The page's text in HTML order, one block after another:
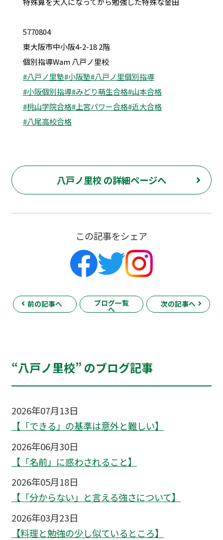
5770804
東大阪市中小阪4-2-18 2階
個別指導Wam 八戸ノ里校
#八戸ノ里塾#小阪塾#八戸ノ里個別指導
#小阪個別指導#みどり萌生合格#山本合格
#桃山学院合格#上宮パワー合格#近大合格
#八尾高校合格
八戸ノ里校 の詳細ページへ
この記事をシェア
前の記事へ ブログ一覧
へ
次の記事へ
“八戸ノ里校” のブログ記事
2026年07月13日
【「できる」の基準は意外と難しい】
2026年06月30日
【「名前」に惑わされること】
2026年05月18日
【「分からない」と言える強さについて】
2026年03月23日
【料理と勉強の少し似ているところ】